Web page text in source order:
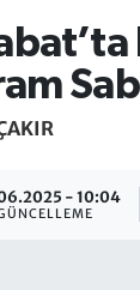
- 10:04
Haritası
ve